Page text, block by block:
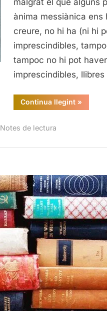
ànima messiànica ens
creure, no hi ha (ni hi
imprescindibles,
tampoc no hi pot
imprescindibles,
Continua llegint
en
»
Notes de lectura